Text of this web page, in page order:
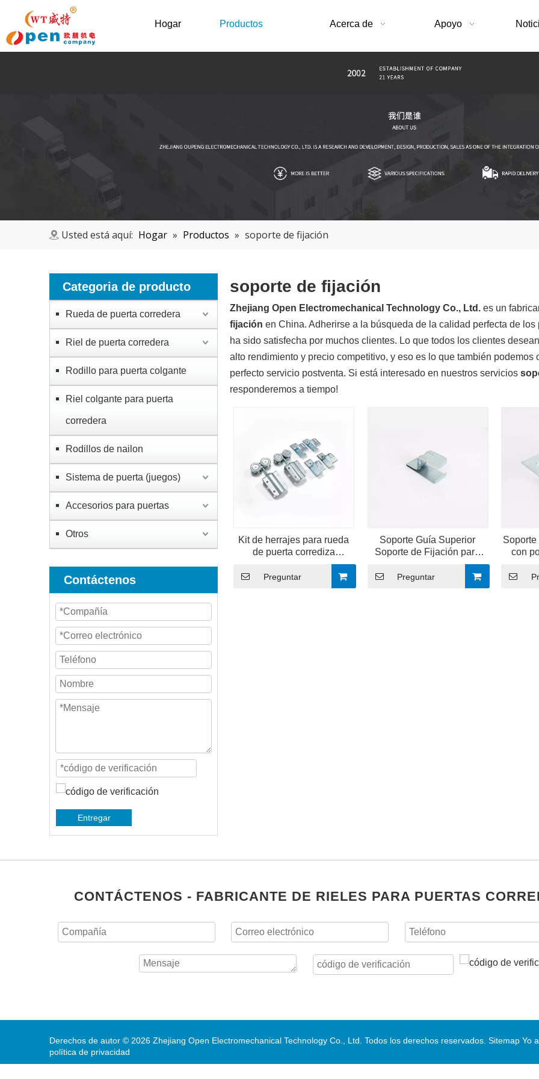
Hogar Productos Acerca de Apoyo
Usted está aquí: Hogar » Productos » soporte de fijación
Categoria de producto
Rueda de puerta corredera
Riel de puerta corredera
Rodillo para puerta colgante
Riel colgante para puerta
corredera
Rodillos de nailon
Sistema de puerta (juegos)
Accesorios para puertas
Otros
Contáctenos
Entregar
soporte de fijación
Zhejiang Open Electromechanical Technology Co., Ltd. es un
fijación en China. Adherirse a la búsqueda de la calidad perfecta de los
ha sido satisfecha por muchos clientes. Lo que todos los clientes
alto rendimiento y precio competitivo, y eso es lo que también
perfecto servicio postventa. Si está interesado en nuestros servicios
responderemos a tiempo!
Kit de herrajes para rueda
de puerta corrediza
fabricado en fábrica
Preguntar
Soporte Guía Superior
Soporte de Fijación para
Puertas Correderas
Preguntar
con
CONTÁCTENOS - FABRICANTE DE RIELES PARA PUERTAS
Derechos de autor © 2026 Zhejiang Open Electromechanical Technology Co., Ltd. Todos los derechos reservados. Sitemap Yo
política de privacidad